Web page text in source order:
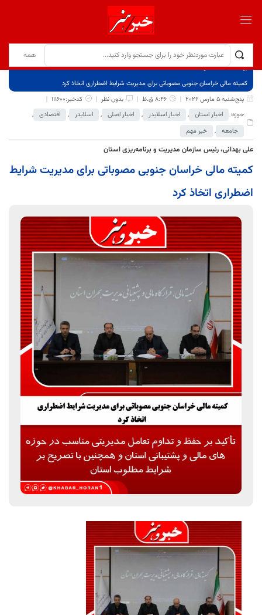
برگ نخست
نوشته‌ها
کمیته مالی خراسان جنوبی مصوباتی برای مدیریت شرایط اضطراری اتخاذ کرد
پنج‌شنبه 5 مارس 2026
8:46 ق.ظ بدون نظر
کدخبر:111600
حوزه:
اخبار استان , اخبار اسلایدر , اخبار اصلی , اسلایدر , اقتصادی ,
جامعه , خبر مهم
علی بهدانی، رئیس سازمان مدیریت و برنامه‌ریزی استان
کمیته مالی خراسان جنوبی مصوباتی برای مدیریت شرایط
اضطراری اتخاذ کرد